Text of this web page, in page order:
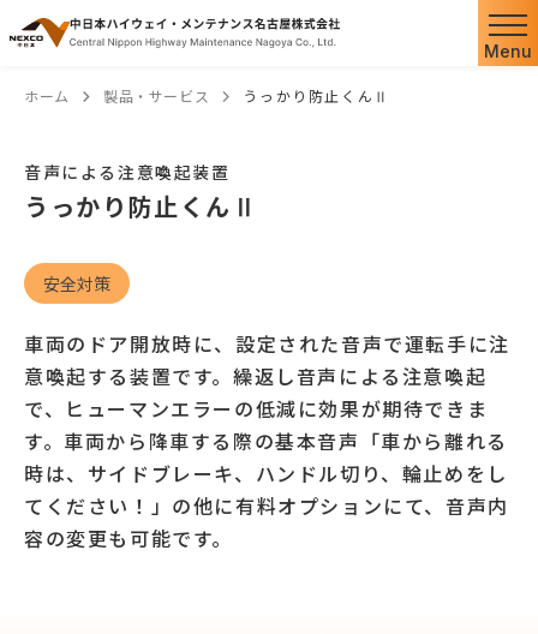
Menu
ホーム 製品・サービス うっかり防止くんⅡ
音声による注意喚起装置
うっかり防止くんⅡ
安全対策
車両のドア開放時に、設定された音声で運転手に注
意喚起する装置です。繰返し音声による注意喚起
で、ヒューマンエラーの低減に効果が期待できま
す。車両から降車する際の基本音声「車から離れる
時は、サイドブレーキ、ハンドル切り、輪止めをし
てください！」の他に有料オプションにて、音声内
容の変更も可能です。